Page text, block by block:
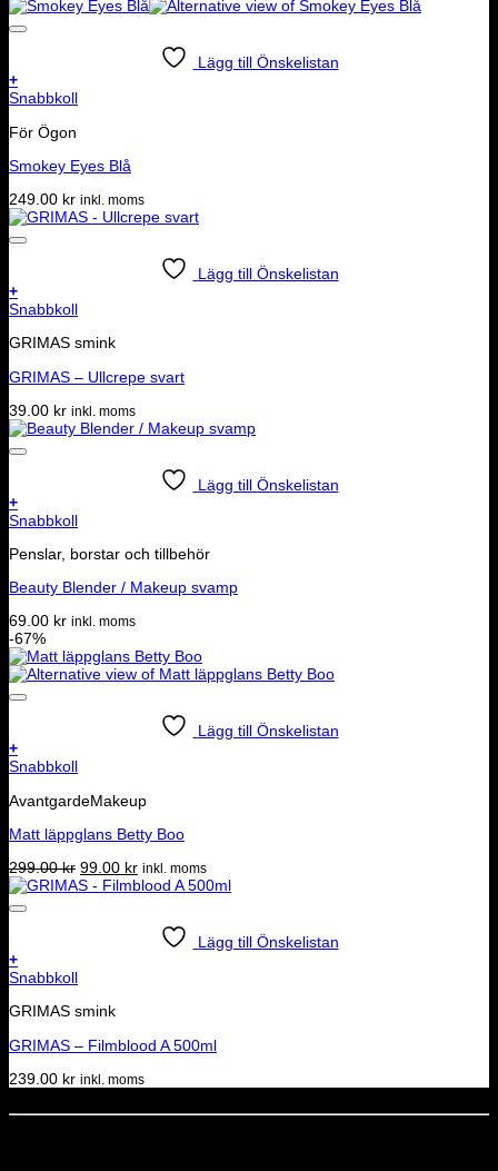
Lägg till Önskelistan
+
Snabbkoll
För Ögon
Smokey Eyes Blå
249.00 kr inkl. moms
Lägg till Önskelistan
+
Snabbkoll
GRIMAS smink
GRIMAS – Ullcrepe svart
39.00 kr inkl. moms
Lägg till Önskelistan
+
Snabbkoll
Penslar, borstar och tillbehör
Beauty Blender / Makeup svamp
69.00 kr inkl. moms
-67%
Lägg till Önskelistan
+
Snabbkoll
AvantgardeMakeup
Matt läppglans Betty Boo
299.00kr Det
ursprungliga
99.00 krDet
nuvarande
99.00 kr.
inkl. moms
Lägg till Önskelistan
+
Snabbkoll
GRIMAS smink
GRIMAS – Filmblood A 500ml
239.00 kr inkl. moms